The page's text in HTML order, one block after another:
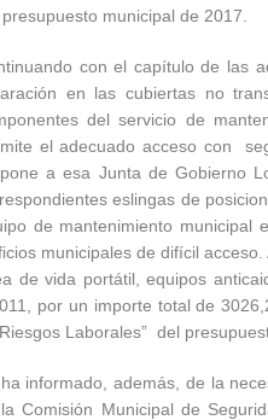
municipal de 2017.
con el capítulo de las
en las cubiertas no
del servicio de
el adecuado acceso con
a esa Junta de Gobierno
eslingas de
de mantenimiento municipal
municipales de difícil
de vida portátil, equipos
por un importe total de
Laborales” del
informado, además, de la
Comisión Municipal de